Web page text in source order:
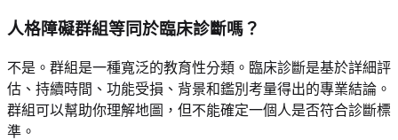
人格障礙群組等同於臨床診斷嗎？
不是。群組是一種寬泛的教育性分類。臨床診斷是基於詳細評
估、持續時間、功能受損、背景和鑑別考量得出的專業結論。
群組可以幫助你理解地圖，但不能確定一個人是否符合診斷標
準。